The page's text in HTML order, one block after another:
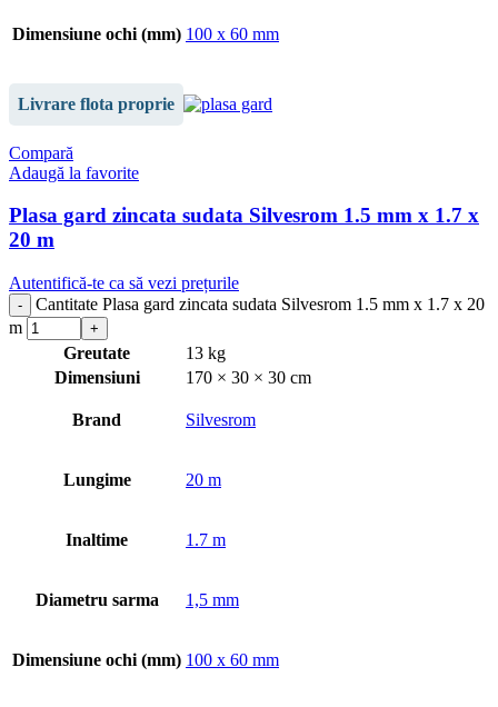
Dimensiune ochi (mm) 100 x 60 mm
Livrare flota proprie
Compară
Adaugă la favorite
Plasa gard zincata sudata Silvesrom 1.5 mm x 1.7 x
20 m
Autentifică-te ca să vezi prețurile
Cantitate Plasa gard zincata sudata Silvesrom 1.5 mm x 1.7 x 20
m
Greutate
13 kg
Dimensiuni
170 × 30 × 30 cm
Brand Silvesrom
Lungime 20 m
Inaltime 1.7 m
Diametru sarma 1,5 mm
Dimensiune ochi (mm) 100 x 60 mm